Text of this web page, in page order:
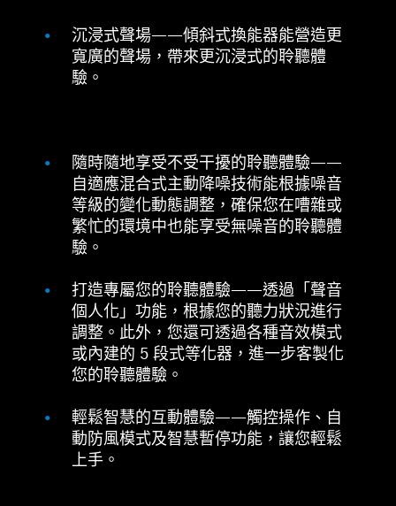
沉浸式聲場——傾斜式換能器能營造更
寬廣的聲場，帶來更沉浸式的聆聽體
驗。
隨時隨地享受不受干擾的聆聽體驗——
自適應混合式主動降噪技術能根據噪音
等級的變化動態調整，確保您在嘈雜或
繁忙的環境中也能享受無噪音的聆聽體
驗。
打造專屬您的聆聽體驗——透過「聲音
個人化」功能，根據您的聽力狀況進行
調整。此外，您還可透過各種音效模式
或內建的 5 段式等化器，進一步客製化
您的聆聽體驗。
輕鬆智慧的互動體驗——觸控操作、自
動防風模式及智慧暫停功能，讓您輕鬆
上手。